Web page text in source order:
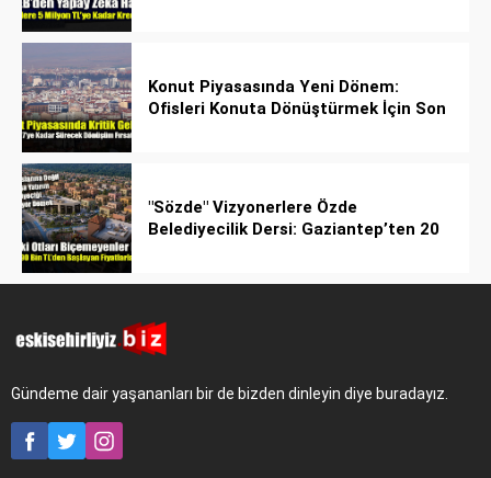
Konut Piyasasında Yeni Dönem:
Ofisleri Konuta Dönüştürmek İçin Son
"Sözde" Vizyonerlere Özde
Belediyecilik Dersi: Gaziantep’ten 20
Gündeme dair yaşananları bir de bizden dinleyin diye buradayız.